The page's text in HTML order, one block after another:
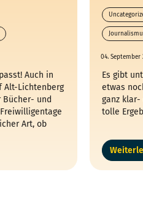
Auch in
Alt-Lichtenberg
Bücher- und
Art, ob
getauscht
schreiben
04. September
Es gibt
etwas
ganz klar-
tolle